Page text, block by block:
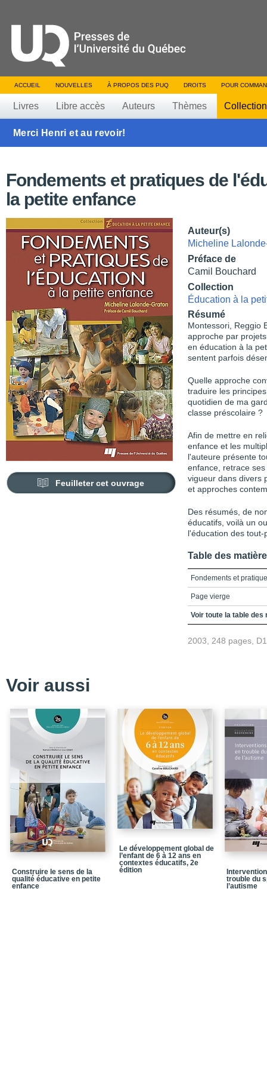
ACCUEIL NOUVELLES À PROPOS DES PUQ DROITS POUR
Livres Libre accès Auteurs Thèmes
Merci Henri et au revoir!
Fondements et pratiques de
la petite enfance
Feuilleter cet ouvrage
Auteur(s)
Micheline
Préface de
Camil Bouchard
Collection
Éducation à la
Résumé
Montessori, Reggio
approche par
en éducation à la
sentent parfois
Quelle approche
traduire les
quotidien de ma
classe préscolaire ?
Afin de mettre en
enfance et les
l'auteure présente
enfance, retrace
vigueur dans divers
et approches
Des résumés, de
éducatifs, voilà un
l'éducation des tout-
Table des
Fondements et
Page vierge
Page vierge
Voir toute la table des
2003, 248 pages,
Voir aussi
Construire le sens de la
qualité éducative en petite
enfance
Le développement global de
l’enfant de 6 à 12 ans en
contextes éducatifs, 2e
édition
trouble du
l’autisme